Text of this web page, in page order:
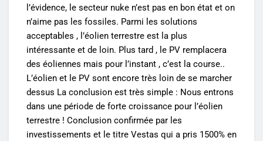
l’évidence, le secteur nuke n’est pas en bon état et on
n’aime pas les fossiles. Parmi les solutions
acceptables , l’éolien terrestre est la plus
intéressante et de loin. Plus tard , le PV remplacera
des éoliennes mais pour l’instant , c’est la course..
L’éolien et le PV sont encore très loin de se marcher
dessus La conclusion est très simple : Nous entrons
dans une période de forte croissance pour l’éolien
terrestre ! Conclusion confirmée par les
investissements et le titre Vestas qui a pris 1500% en